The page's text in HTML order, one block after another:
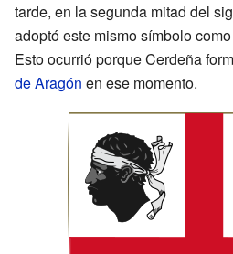
tarde, en la segunda mitad del
adoptó este mismo símbolo
Esto ocurrió porque Cerdeña
de Aragón en ese momento.